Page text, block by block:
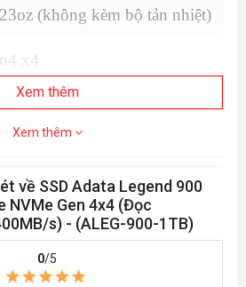
(không kèm bộ tản nhiệt)
x4
MB/giây (PC/Laptop)*, lên
giây (PS5)
giây*
Xem thêm
Xem thêm
về SSD Adata Legend 900
NVMe Gen 4x4 (Đọc
s) - (ALEG-900-1TB)
0/5